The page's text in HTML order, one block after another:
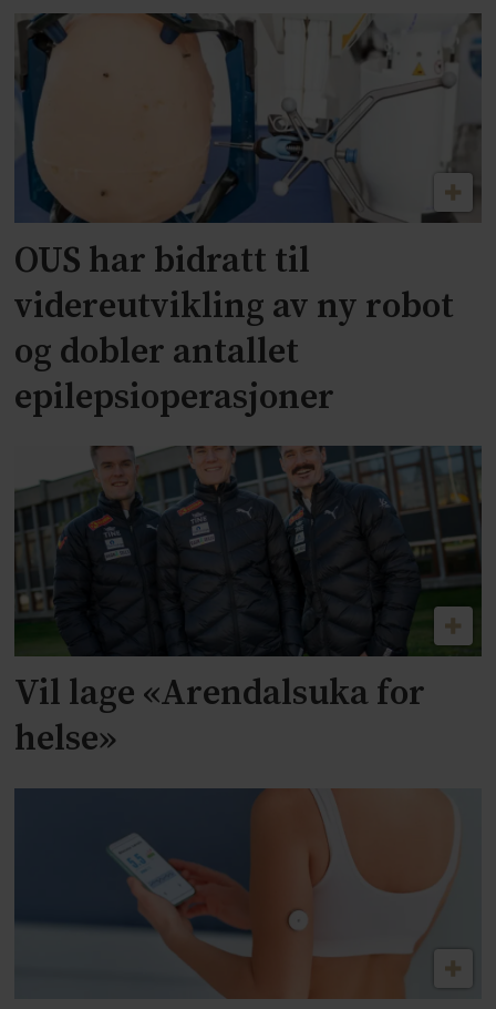
OUS har bidratt til
videreutvikling av ny robot
og dobler antallet
epilepsioperasjoner
Vil lage «Arendalsuka for
helse»